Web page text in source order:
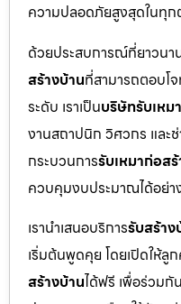
ความปลอดภัยสูงสุดในทุก
ด้วยประสบการณ์ที่ยาวนา
สร้างบ้านที่สามารถตอบโ
ระดับ เราเป็นบริษัทรับเหม
งานสถาปนิก วิศวกร และ
กระบวนการรับเหมาก่อส
ควบคุมงบประมาณได้อย่
เรานำเสนอบริการรับสร้า
เริ่มต้นพูดคุย โดยเปิดให้ลูก
สร้างบ้านได้ฟรี เพื่อร่วมกั